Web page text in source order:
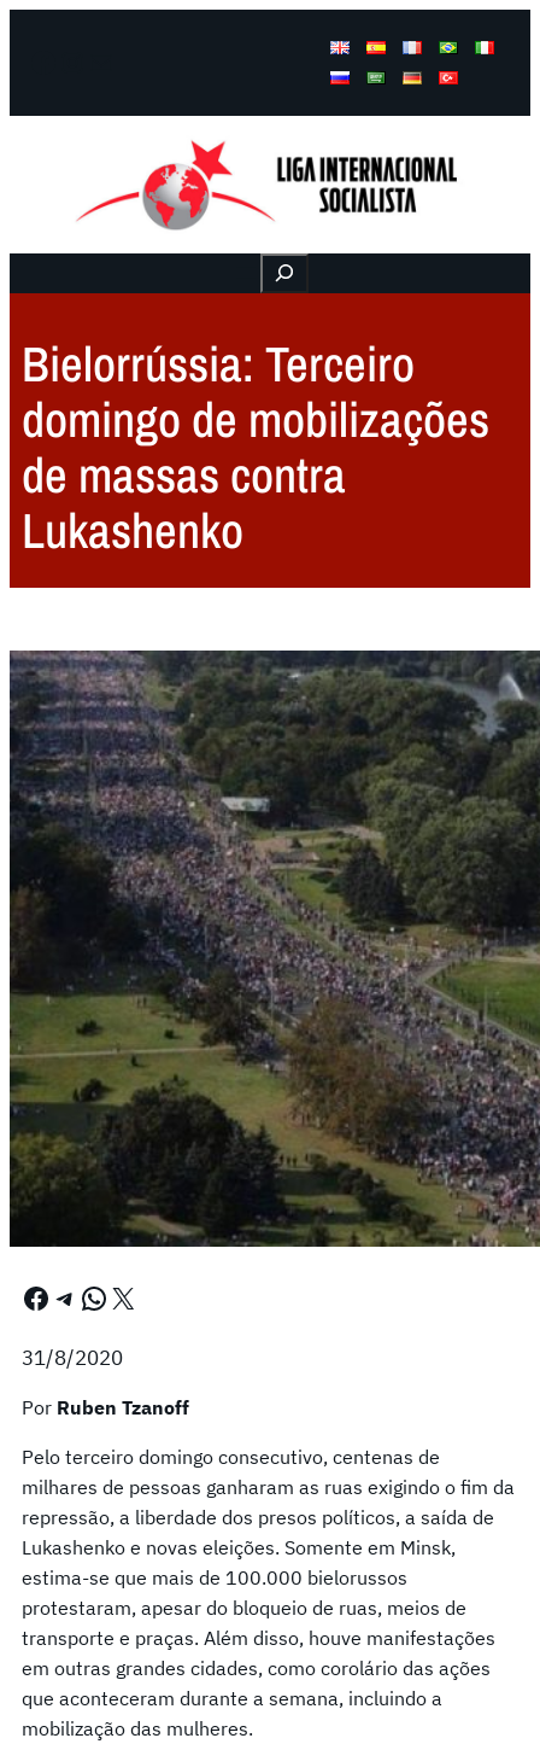
Buscar
Bielorrússia: Terceiro
domingo de mobilizações
de massas contra
Lukashenko
Facebook Telegram WhatsApp X
31/8/2020
Por Ruben Tzanoff
Pelo terceiro domingo consecutivo, centenas de
milhares de pessoas ganharam as ruas exigindo o fim da
repressão, a liberdade dos presos políticos, a saída de
Lukashenko e novas eleições. Somente em Minsk,
estima-se que mais de 100.000 bielorussos
protestaram, apesar do bloqueio de ruas, meios de
transporte e praças. Além disso, houve manifestações
em outras grandes cidades, como corolário das ações
que aconteceram durante a semana, incluindo a
mobilização das mulheres.